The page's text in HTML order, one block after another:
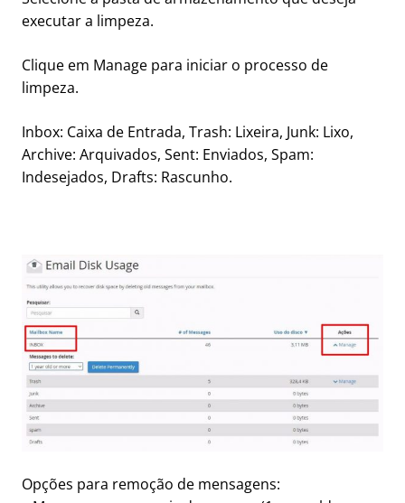
executar a limpeza.
Clique em Manage para iniciar o processo de
limpeza.
Inbox: Caixa de Entrada, Trash: Lixeira, Junk: Lixo,
Archive: Arquivados, Sent: Enviados, Spam:
Indesejados, Drafts: Rascunho.
Opções para remoção de mensagens: